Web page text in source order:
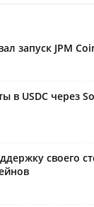
запуск JPM
в USDC через
своего